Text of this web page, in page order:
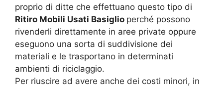
proprio di ditte che effettuano questo tipo di
Ritiro Mobili Usati Basiglio perché possono
rivenderli direttamente in aree private oppure
eseguono una sorta di suddivisione dei
materiali e le trasportano in determinati
ambienti di riciclaggio.
Per riuscire ad avere anche dei costi minori, in